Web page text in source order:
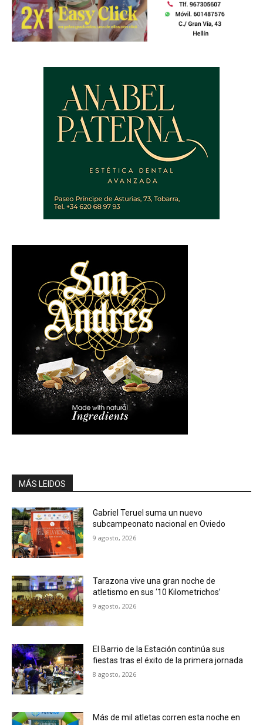
MÁS LEIDOS
Gabriel Teruel suma un nuevo
subcampeonato nacional en Oviedo
9 agosto, 2026
Tarazona vive una gran noche de
atletismo en sus ‘10 Kilometrichos’
9 agosto, 2026
El Barrio de la Estación continúa sus
fiestas tras el éxito de la primera jornada
8 agosto, 2026
Más de mil atletas corren esta noche en